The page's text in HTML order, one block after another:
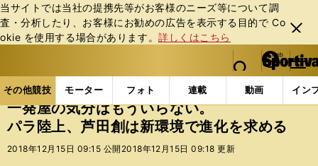
当サイトでは当社の提携先等がお客様のニーズ等について調
査・分析したり、お客様にお勧めの広告を表⽰する⽬的で Co
okie を使⽤する場合があります。詳しくはこちら
閉じ
る
web Sportiva (webスポルティーバ)
検索
マイペ
ー
ジ
メニュ
その他競技 モーター フォト 連載 動画 イン
ス
ポ
ル
その他競技の記事一覧 パラスポーツ 一発屋の気分
一発屋の気分はもういらない。
パラ陸上、芦田創は新環境で進化を求める
2018年12月15日 09:15 公開 2018年12月15日 09:18 更新